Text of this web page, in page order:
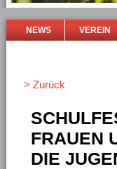
NEWS VEREIN
> Zurück
FRAUEN
DIE